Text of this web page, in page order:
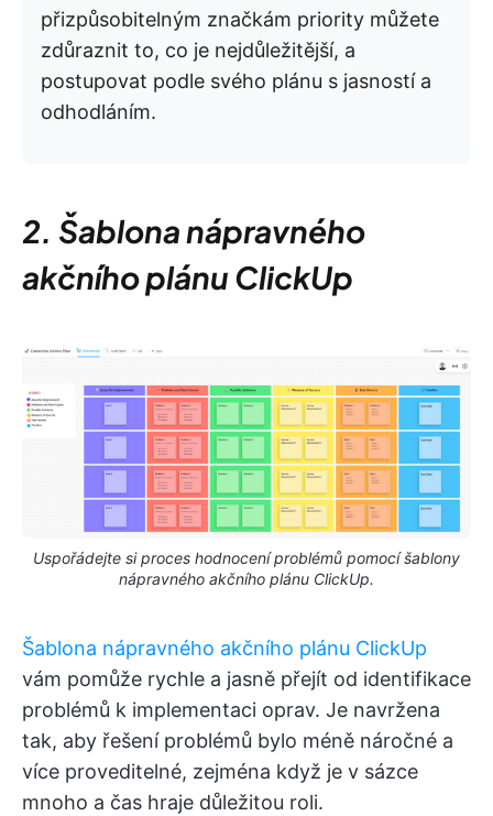
přizpůsobitelným značkám priority můžete
zdůraznit to, co je nejdůležitější, a
postupovat podle svého plánu s jasností a
odhodláním.
2. Šablona nápravného
akčního plánu ClickUp
Uspořádejte si proces hodnocení problémů pomocí šablony
nápravného akčního plánu ClickUp.
Šablona nápravného akčního plánu ClickUp
vám pomůže rychle a jasně přejít od identifikace
problémů k implementaci oprav. Je navržena
tak, aby řešení problémů bylo méně náročné a
více proveditelné, zejména když je v sázce
mnoho a čas hraje důležitou roli.